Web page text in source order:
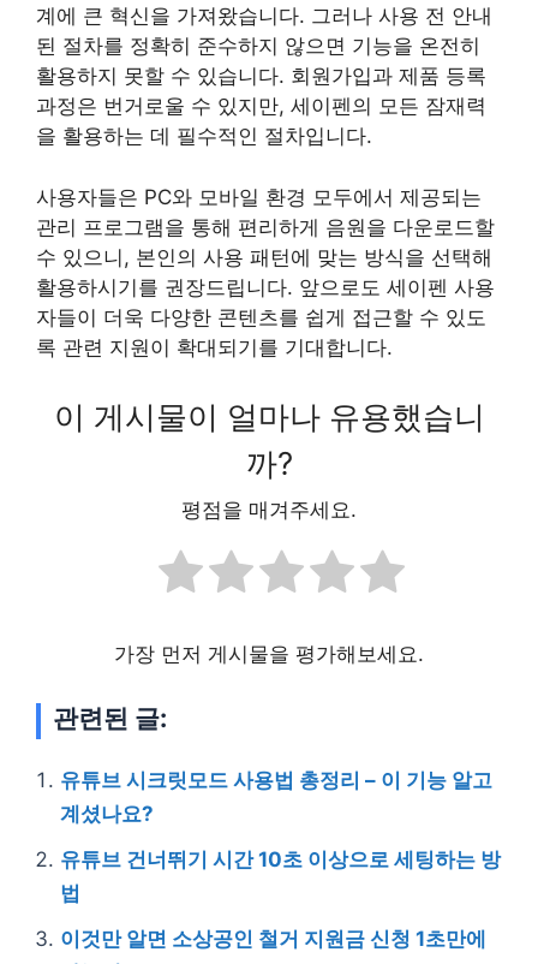
계에 큰 혁신을 가져왔습니다. 그러나 사용 전 안내
된 절차를 정확히 준수하지 않으면 기능을 온전히
활용하지 못할 수 있습니다. 회원가입과 제품 등록
과정은 번거로울 수 있지만, 세이펜의 모든 잠재력
을 활용하는 데 필수적인 절차입니다.
사용자들은 PC와 모바일 환경 모두에서 제공되는
관리 프로그램을 통해 편리하게 음원을 다운로드할
수 있으니, 본인의 사용 패턴에 맞는 방식을 선택해
활용하시기를 권장드립니다. 앞으로도 세이펜 사용
자들이 더욱 다양한 콘텐츠를 쉽게 접근할 수 있도
록 관련 지원이 확대되기를 기대합니다.
이 게시물이 얼마나 유용했습니
까?
평점을 매겨주세요.
가장 먼저 게시물을 평가해보세요.
관련된 글:
유튜브 시크릿모드 사용법 총정리 – 이 기능 알고
계셨나요?
유튜브 건너뛰기 시간 10초 이상으로 세팅하는 방
법
이것만 알면 소상공인 철거 지원금 신청 1초만에